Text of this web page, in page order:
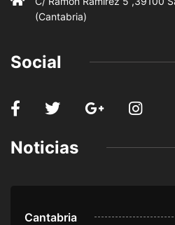
(Cantabria)
Social
Noticias
Cantabria